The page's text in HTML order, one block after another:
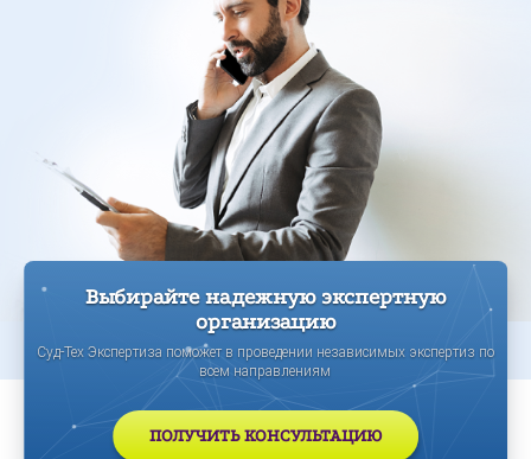
Выбирайте надежную экспертную
организацию
Суд-Тех Экспертиза поможет в проведении независимых экспертиз по
всем направлениям
ПОЛУЧИТЬ КОНСУЛЬТАЦИЮ